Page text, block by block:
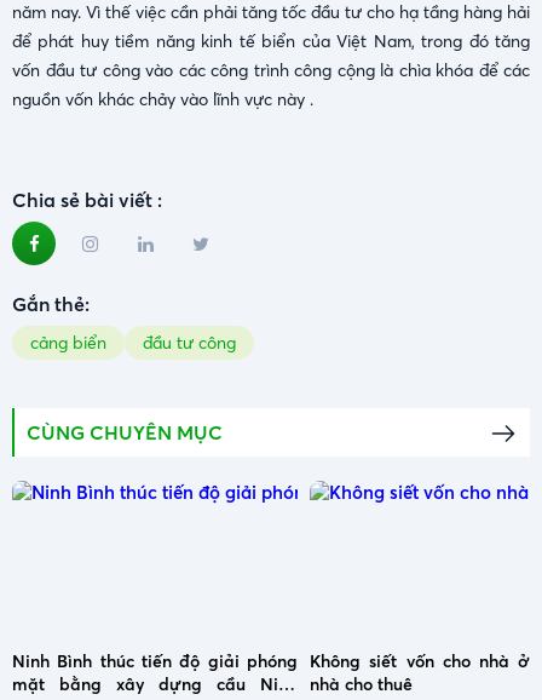
năm nay. Vì thế việc cần phải tăng tốc đầu tư cho hạ tầng hàng hải
để phát huy tiềm năng kinh tế biển của Việt Nam, trong đó tăng
vốn đầu tư công vào các công trình công cộng là chìa khóa để các
nguồn vốn khác chảy vào lĩnh vực này .
Chia sẻ bài viết :
Gắn thẻ:
cảng biển đầu tư công
CÙNG CHUYÊN MỤC
Ninh Bình thúc tiến độ giải phóng
mặt bằng xây dựng cầu Ninh
Không siết vốn cho nhà ở
nhà cho thuê